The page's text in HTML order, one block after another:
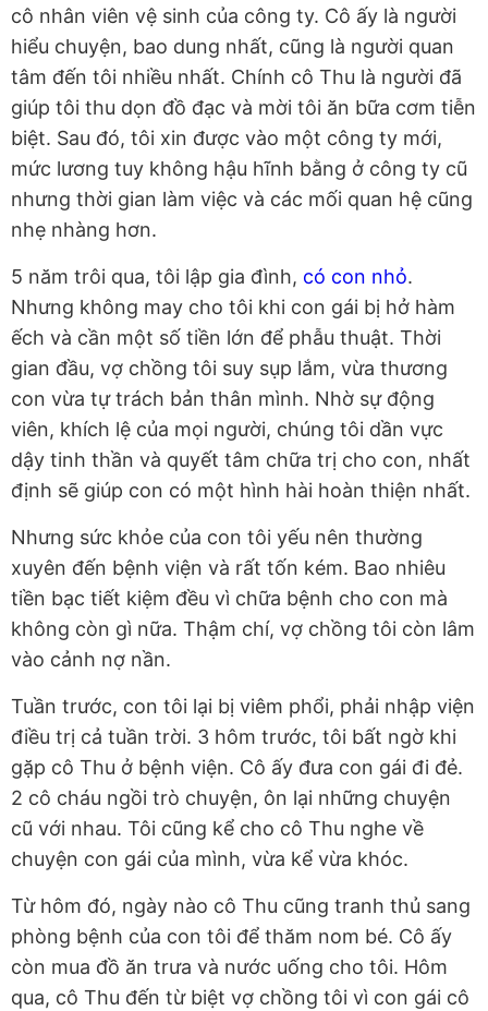
cô nhân viên vệ sinh của công ty. Cô ấy là người
hiểu chuyện, bao dung nhất, cũng là người quan
tâm đến tôi nhiều nhất. Chính cô Thu là người đã
giúp tôi thu dọn đồ đạc và mời tôi ăn bữa cơm tiễn
biệt. Sau đó, tôi xin được vào một công ty mới,
mức lương tuy không hậu hĩnh bằng ở công ty cũ
nhưng thời gian làm việc và các mối quan hệ cũng
nhẹ nhàng hơn.
5 năm trôi qua, tôi lập gia đình, có con nhỏ.
Nhưng không may cho tôi khi con gái bị hở hàm
ếch và cần một số tiền lớn để phẫu thuật. Thời
gian đầu, vợ chồng tôi suy sụp lắm, vừa thương
con vừa tự trách bản thân mình. Nhờ sự động
viên, khích lệ của mọi người, chúng tôi dần vực
dậy tinh thần và quyết tâm chữa trị cho con, nhất
định sẽ giúp con có một hình hài hoàn thiện nhất.
Nhưng sức khỏe của con tôi yếu nên thường
xuyên đến bệnh viện và rất tốn kém. Bao nhiêu
tiền bạc tiết kiệm đều vì chữa bệnh cho con mà
không còn gì nữa. Thậm chí, vợ chồng tôi còn lâm
vào cảnh nợ nần.
Tuần trước, con tôi lại bị viêm phổi, phải nhập viện
điều trị cả tuần trời. 3 hôm trước, tôi bất ngờ khi
gặp cô Thu ở bệnh viện. Cô ấy đưa con gái đi đẻ.
2 cô cháu ngồi trò chuyện, ôn lại những chuyện
cũ với nhau. Tôi cũng kể cho cô Thu nghe về
chuyện con gái của mình, vừa kể vừa khóc.
Từ hôm đó, ngày nào cô Thu cũng tranh thủ sang
phòng bệnh của con tôi để thăm nom bé. Cô ấy
còn mua đồ ăn trưa và nước uống cho tôi. Hôm
qua, cô Thu đến từ biệt vợ chồng tôi vì con gái cô